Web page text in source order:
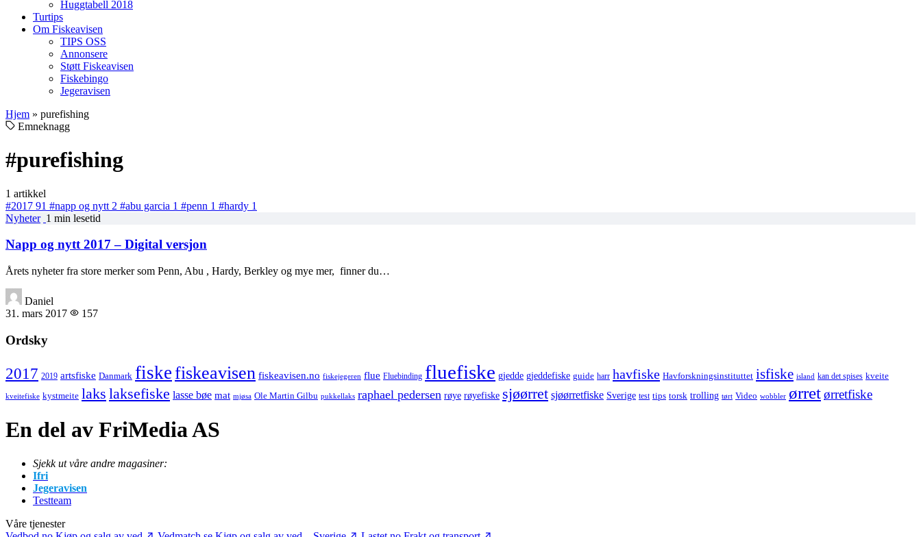
Huggtabell 2018
Turtips
Om Fiskeavisen
TIPS OSS
Annonsere
Støtt Fiskeavisen
Fiskebingo
Jegeravisen
Hjem » purefishing
Emneknagg
#purefishing
1 artikkel
#2017 91 #napp og nytt 2 #abu garcia 1 #penn 1 #hardy 1
Nyheter 1 min lesetid
Napp og nytt 2017 – Digital versjon
Årets nyheter fra store merker som Penn, Abu , Hardy, Berkley og mye mer, finner du…
Daniel
31. mars 2017
157
Ordsky
2017 2019 artsfiske Danmark fiskefiskeavisen fiskeavisen.no fiskejegeren flue Fluebinding fluefiske gjedde gjeddefiske guide harr havfiske Havforskningsinstituttet isfiske island kan det spises kveite
kveitefiske kystmeite laks laksefiske lasse bøe mat mjøsa Ole Martin Gilbu pukkellaks raphael pedersen røye røyefiske sjøørret sjøørretfiske Sverige test tips torsk trolling tørt Video wobbler ørretørretfiske
En del av FriMedia AS
Sjekk ut våre andre magasiner:
Ifri
Jegeravisen
Testteam
Våre tjenester